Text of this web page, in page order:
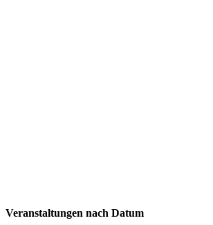
Veranstaltungen nach Datum